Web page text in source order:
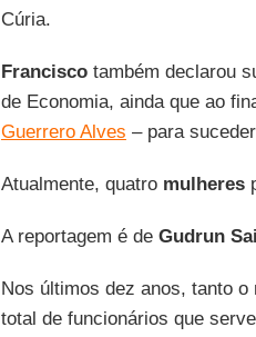
Cúria.
Franciscotambém declarou
de Economia, ainda que ao
Guerrero Alves – para
Atualmente, quatro mulheres
A reportagem é de Gudrun
Nos últimos dez anos, tanto o
total de funcionários que